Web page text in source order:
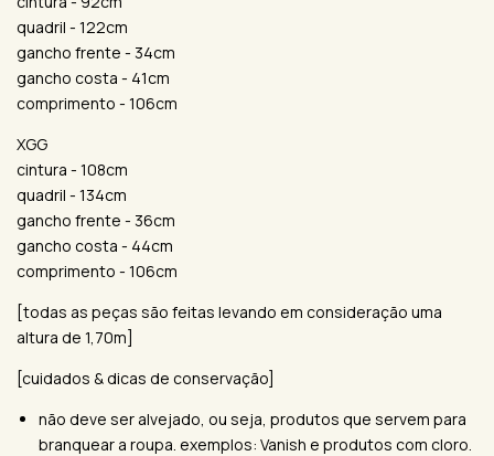
quadril - 122cm
gancho frente - 34cm
gancho costa - 41cm
comprimento - 106cm
XGG
cintura - 108cm
quadril - 134cm
gancho frente - 36cm
gancho costa - 44cm
comprimento - 106cm
[todas as peças são feitas levando em consideração uma
altura de 1,70m]
[cuidados & dicas de conservação]
não deve ser alvejado, ou seja, produtos que servem para
branquear a roupa. exemplos: Vanish e produtos com cloro.